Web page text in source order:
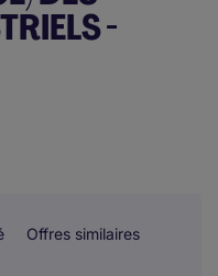
-
Offres similaires